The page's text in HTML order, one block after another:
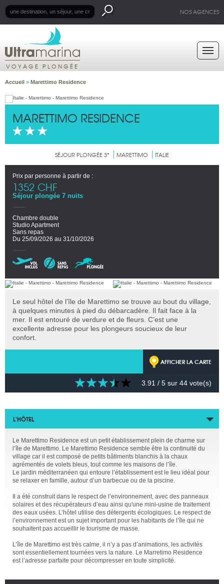
NOS AGENCES
VOYAGE PLONGÉE
Accueil > Marettimo Residence
MARETTIMO RESIDENCE
SÉJOUR PLONGÉE 3* MARETTIMO ITALIE
Prix par personne à partir de :
1352 CHF
Séjour plongée 7 nuits
Chambre double
Studio Apartment
Sans repas
Du 25/09/2026 au 31/10/2026
Le seul hôtel de l’île de Marettimo se trouve au bout du village,
à quelques minutes à pied du débarcadère. Il fait face à la
mer. Il est entouré de verdure et de fleurs. C’est une
excellente adresse pour les plongeurs soucieux de leur
confort.
AFFICHER LA CARTE
3.91 / 5 sur 44 vote(s)
L’HÔTEL
Le Marettimo Residence est un petit établissement plein de charme sur
l’île de Marettimo. Le Marettimo Residence semble être la continuité du
village car il est composé de petits bâtiments blanchis à la chaux
agrémentés de volets bleus, tout comme les maisons de l’île.
Le jardin méditerranéen qui entoure l’établissement est le lieu idéal pour
se relaxer en famille, autour d’un barbecue ou de la piscine.
Il a été construit dans le respect de l’environnement, avec des panneaux
solaires et des récupérateurs d’eau ainsi qu'une mini-usine de traitement
des eaux usées. L’hôtel utilise des détergents écologiques. Le respect de
l’environnement est un sujet important pour les habitants de l’île qui ne
souhaitent pas accueillir le tourisme de masse.
L’île de Marettimo est très calme, il n’y a pas d’animations, les activités
sont essentiellement tournées vers la nature. Le Marretimo Residence
est l’adresse parfaite pour décompresser en toute simplicité.